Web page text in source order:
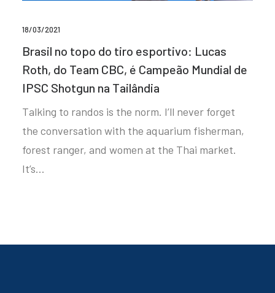
18/03/2021
Brasil no topo do tiro esportivo: Lucas
Roth, do Team CBC, é Campeão Mundial de
IPSC Shotgun na Tailândia
Talking to randos is the norm. I’ll never forget
the conversation with the aquarium fisherman,
forest ranger, and women at the Thai market.
It’s…